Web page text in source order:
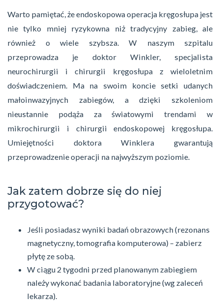
Warto pamiętać, że endoskopowa operacja kręgosłupa jest
nie tylko mniej ryzykowna niż tradycyjny zabieg, ale
również o wiele szybsza. W naszym szpitalu
przeprowadza je doktor Winkler, specjalista
neurochirurgii i chirurgii kręgosłupa z wieloletnim
doświadczeniem. Ma na swoim koncie setki udanych
małoinwazyjnych zabiegów, a dzięki szkoleniom
nieustannie podąża za światowymi trendami w
mikrochirurgii i chirurgii endoskopowej kręgosłupa.
Umiejętności doktora Winklera gwarantują
przeprowadzenie operacji na najwyższym poziomie.
Jak zatem dobrze się do niej
przygotować?
Jeśli posiadasz wyniki badań obrazowych (rezonans
magnetyczny, tomografia komputerowa) – zabierz
płytę ze sobą.
W ciągu 2 tygodni przed planowanym zabiegiem
należy wykonać badania laboratoryjne (wg zaleceń
lekarza).